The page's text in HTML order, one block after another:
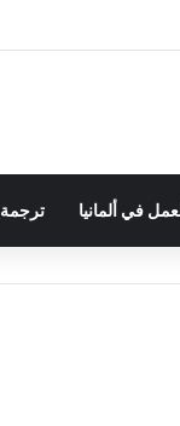
في ألمانيا ترجمة